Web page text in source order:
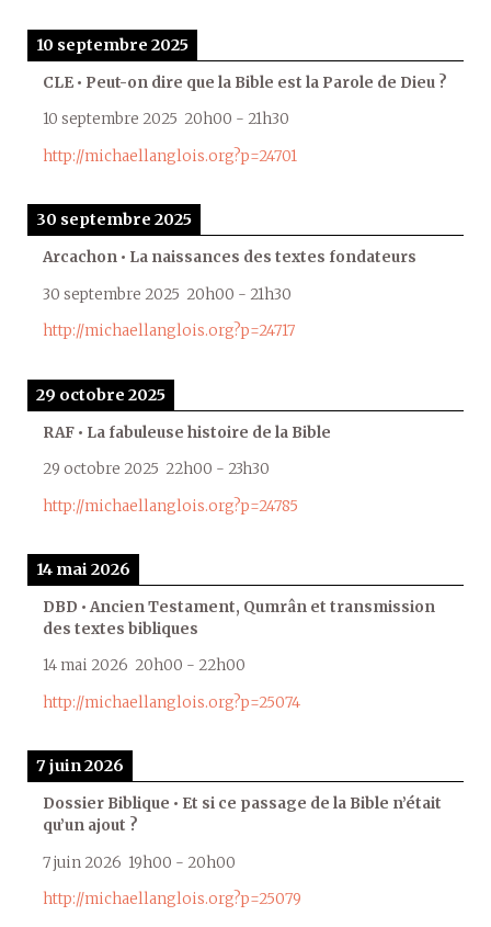
10 septembre 2025
CLE • Peut-on dire que la Bible est la Parole de Dieu ?
10 septembre 2025 20h00 - 21h30
http://michaellanglois.org?p=24701
30 septembre 2025
Arcachon • La naissances des textes fondateurs
30 septembre 2025 20h00 - 21h30
http://michaellanglois.org?p=24717
29 octobre 2025
RAF • La fabuleuse histoire de la Bible
29 octobre 2025 22h00 - 23h30
http://michaellanglois.org?p=24785
14 mai 2026
DBD • Ancien Testament, Qumrân et transmission
des textes bibliques
14 mai 2026 20h00 - 22h00
http://michaellanglois.org?p=25074
7 juin 2026
Dossier Biblique • Et si ce passage de la Bible n’était
qu’un ajout ?
7 juin 2026 19h00 - 20h00
http://michaellanglois.org?p=25079